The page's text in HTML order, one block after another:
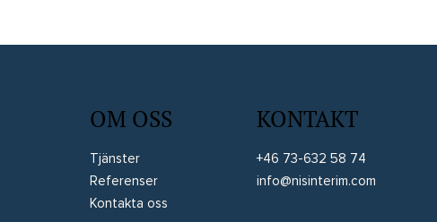
OM OSS
Tjänster
Referenser
Kontakta oss
KONTAKT
+46 73-632 58 74
info@nisinterim.com